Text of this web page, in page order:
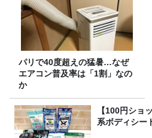
パリで40度超えの猛暑…なぜ
エアコン普及率は「1割」なの
か
【100円ショ
系ボディシー